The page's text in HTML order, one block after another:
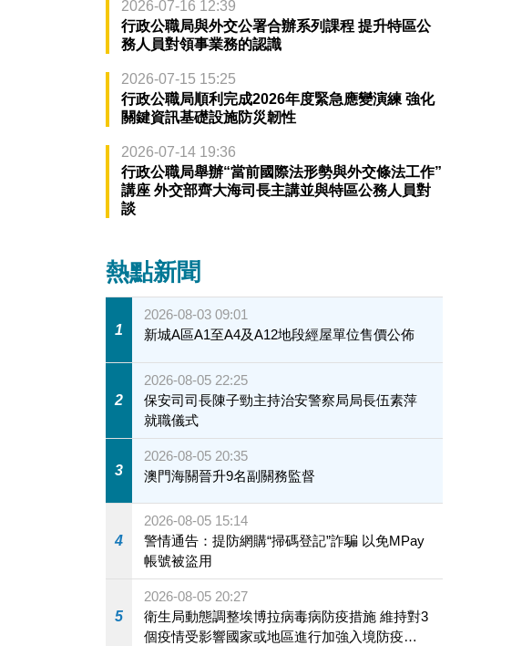
2026-07-16 12:39
行政公職局與外交公署合辦系列課程 提升特區公
務人員對領事業務的認識
2026-07-15 15:25
行政公職局順利完成2026年度緊急應變演練 強化
關鍵資訊基礎設施防災韌性
2026-07-14 19:36
行政公職局舉辦“當前國際法形勢與外交條法工作”
講座 外交部齊大海司長主講並與特區公務人員對
談
熱點新聞
1
2026-08-03 09:01
新城A區A1至A4及A12地段經屋單位售價公佈
2
2026-08-05 22:25
保安司司長陳子勁主持治安警察局局長伍素萍
就職儀式
3
2026-08-05 20:35
澳門海關晉升9名副關務監督
4
2026-08-05 15:14
警情通告：提防網購“掃碼登記”詐騙 以免MPay
帳號被盜用
5
2026-08-05 20:27
衛生局動態調整埃博拉病毒病防疫措施 維持對3
個疫情受影響國家或地區進行加強入境防疫措